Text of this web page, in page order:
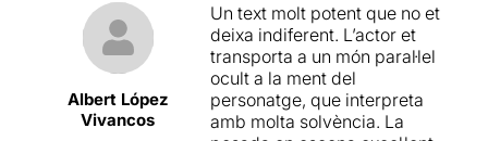
Albert López
Vivancos
Un text molt potent que no et
deixa indiferent. L’actor et
transporta a un món paral·lel
ocult a la ment del
personatge, que interpreta
amb molta solvència. La